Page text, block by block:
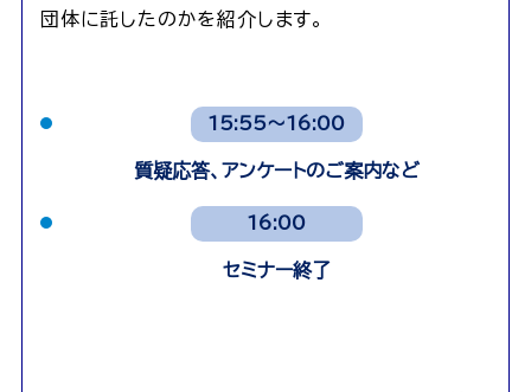
団体に託したのかを紹介します。
15:55～16:00
質疑応答、アンケートのご案内など
16:00
セミナー終了